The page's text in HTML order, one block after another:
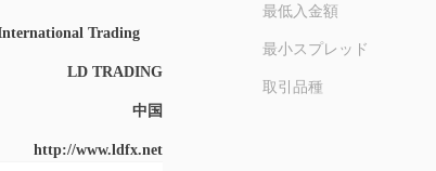
Trading
LD TRADING
中国
http://www.ldfx.net
最低入金額
最小スプレッド
取引品種